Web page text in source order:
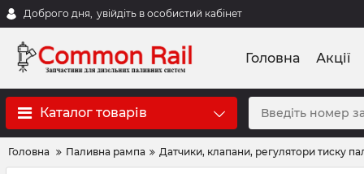
Доброго дня, увійдіть в особистий кабінет
Головна Акції
Каталог товарів
Головна Паливна рампа Датчики, клапани, регулятори тиску